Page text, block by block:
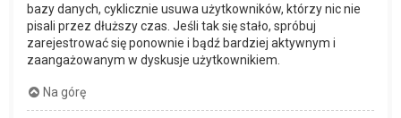
bazy danych, cyklicznie usuwa użytkowników, którzy nic nie
pisali przez dłuższy czas. Jeśli tak się stało, spróbuj
zarejestrować się ponownie i bądź bardziej aktywnym i
zaangażowanym w dyskusje użytkownikiem.
Na górę